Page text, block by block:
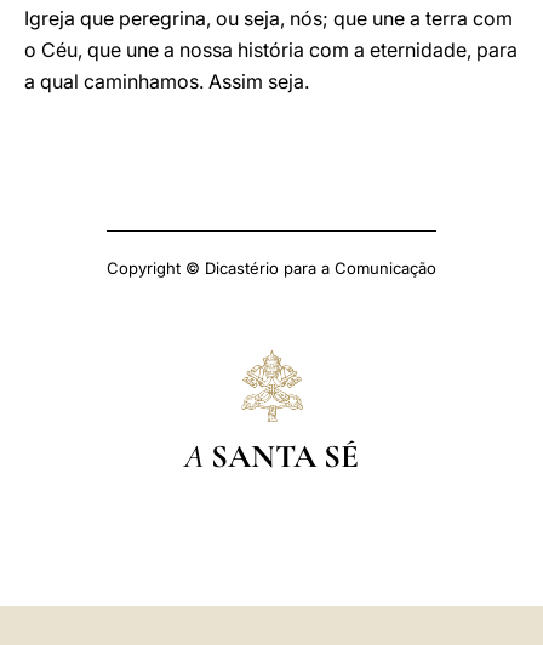
Igreja que peregrina, ou seja, nós; que une a terra com
o Céu, que une a nossa história com a eternidade, para
a qual caminhamos. Assim seja.
Copyright © Dicastério para a Comunicação
A SANTA SÉ